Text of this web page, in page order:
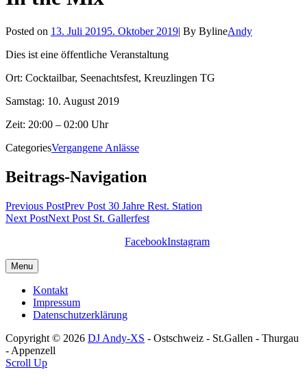
Posted on 13. Juli 20195. Oktober 2019| By BylineAndy
Dies ist eine öffentliche Veranstaltung
Ort: Cocktailbar, Seenachtsfest, Kreuzlingen TG
Samstag: 10. August 2019
Zeit: 20:00 – 02:00 Uhr
CategoriesVergangene Anlässe
Beitrags-Navigation
Previous PostPrev Post 30 Jahre Rest. Station
Next PostNext Post St. Gallerfest
FacebookInstagram
Menu
Kontakt
Impressum
Datenschutzerklärung
Copyright © 2026 DJ Andy-XS - Ostschweiz - St.Gallen - Thurgau
- Appenzell
Scroll Up